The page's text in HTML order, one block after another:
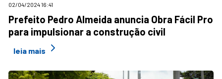
02/04/2024 16:41
Prefeito Pedro Almeida anuncia Obra Fácil Pro
para impulsionar a construção civil
leia mais